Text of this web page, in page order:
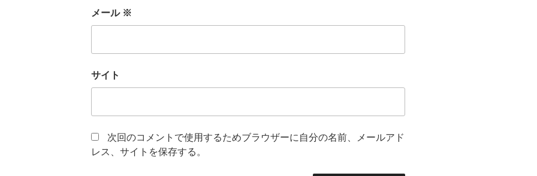
メール ※
サイト
次回のコメントで使用するためブラウザーに自分の名前、メールアド
レス、サイトを保存する。